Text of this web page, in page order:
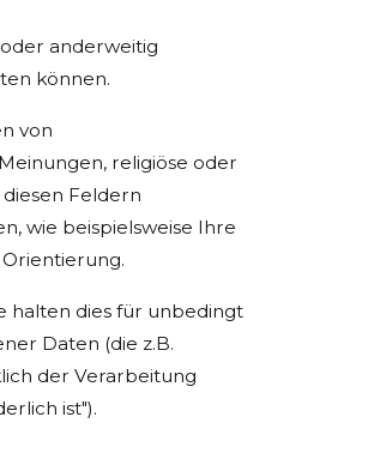
anderweitig
können.
von
religiöse oder
Feldern
wie beispielsweise Ihre
halten dies für unbedingt
Daten (die z.B.
der Verarbeitung
ist").